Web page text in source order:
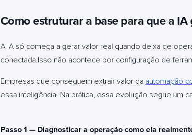
Como estruturar a base para que a
A IA só começa a gerar valor real quando deixa de
conectada.Isso não acontece por configuração de
Empresas que conseguem extrair valor da automação
essa inteligência. Na prática, essa evolução segue um
Passo 1 — Diagnosticar a operação como ela